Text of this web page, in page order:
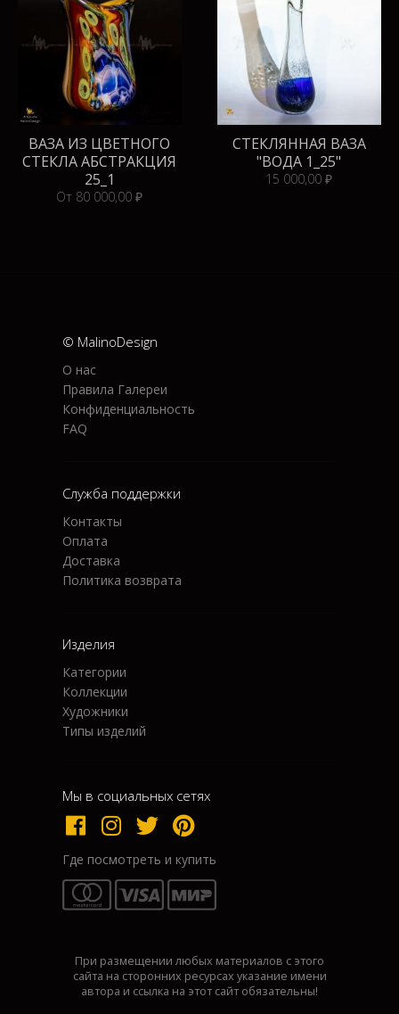
ВАЗА ИЗ ЦВЕТНОГО
СТЕКЛА АБСТРАКЦИЯ
25_1
От 80 000,00 ₽
СТЕКЛЯННАЯ ВАЗА
"ВОДА 1_25"
15 000,00 ₽
© MalinoDesign
О нас
Правила Галереи
Конфиденциальность
FAQ
Служба поддержки
Контакты
Оплата
Доставка
Политика возврата
Изделия
Категории
Коллекции
Художники
Типы изделий
Мы в социальных сетях
Где посмотреть и купить
При размещении любых материалов с этого
сайта на сторонних ресурсах указание имени
автора и ссылка на этот сайт обязательны!